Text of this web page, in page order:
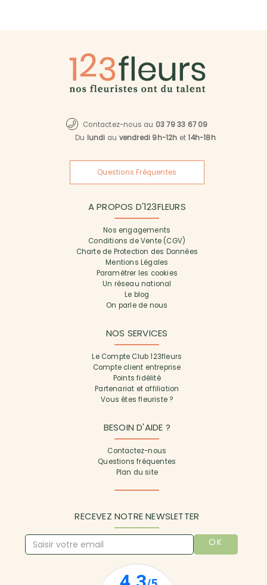
Contactez-nous au 03 79 33 67 09
Du lundi au vendredi 9h-12h et14h-18h
Questions Fréquentes
A PROPOS D'123FLEURS
Nos engagements
Conditions de Vente (CGV)
Charte de Protection des Données
Mentions Légales
Paramétrer les cookies
Un réseau national
Le blog
On parle de nous
NOS SERVICES
Le Compte Club 123fleurs
Compte client entreprise
Points fidélité
Partenariat et affiliation
Vous êtes fleuriste ?
BESOIN D'AIDE ?
Contactez-nous
Questions fréquentes
Plan du site
RECEVEZ NOTRE NEWSLETTER
OK